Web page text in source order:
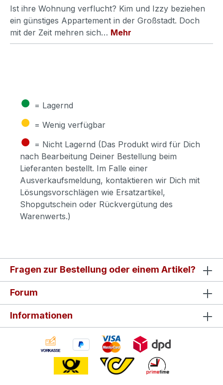
Ist ihre Wohnung verflucht? Kim und Izzy beziehen
ein günstiges Appartement in der Großstadt. Doch
mit der Zeit mehren sich… Mehr
● = Lagernd
● = Wenig verfügbar
● = Nicht Lagernd (Das Produkt wird für Dich
nach Bearbeitung Deiner Bestellung beim
Lieferanten bestellt. Im Falle einer
Ausverkaufsmeldung, kontaktieren wir Dich mit
Lösungsvorschlägen wie Ersatzartikel,
Shopgutschein oder Rückvergütung des
Warenwerts.)
Fragen zur Bestellung oder einem Artikel?
Forum
Informationen